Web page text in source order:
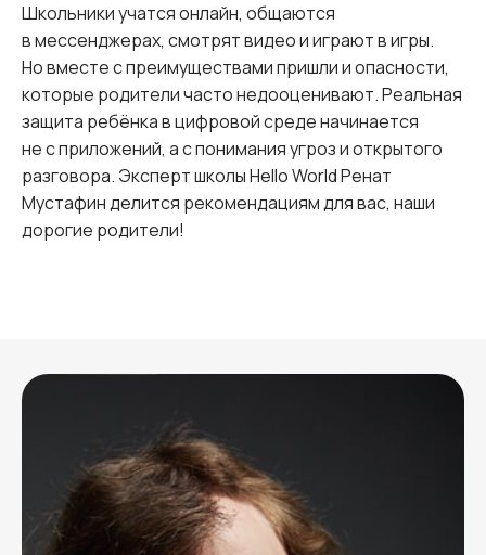
Школьники учатся онлайн, общаются
в мессенджерах, смотрят видео и играют в игры.
Но вместе с преимуществами пришли и опасности,
которые родители часто недооценивают. Реальная
защита ребёнка в цифровой среде начинается
не с приложений, а с понимания угроз и открытого
разговора. Эксперт школы Hello World Ренат
Мустафин делится рекомендациям для вас, наши
дорогие родители!